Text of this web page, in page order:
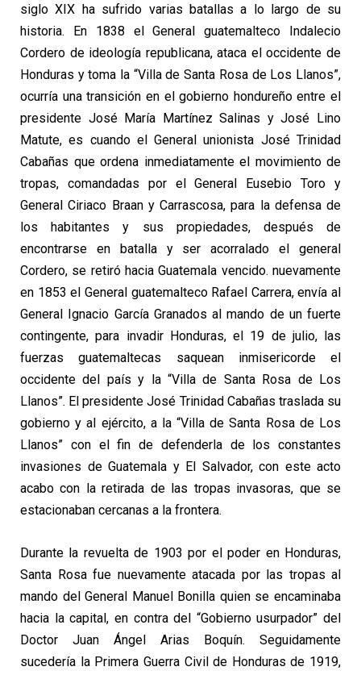
siglo XIX ha sufrido varias batallas a lo largo de su
historia. En 1838 el General guatemalteco Indalecio
Cordero de ideología republicana, ataca el occidente de
Honduras y toma la “Villa de Santa Rosa de Los Llanos”,
ocurría una transición en el gobierno hondureño entre el
presidente José María Martínez Salinas y José Lino
Matute, es cuando el General unionista José Trinidad
Cabañas que ordena inmediatamente el movimiento de
tropas, comandadas por el General Eusebio Toro y
General Ciriaco Braan y Carrascosa, para la defensa de
los habitantes y sus propiedades, después de
encontrarse en batalla y ser acorralado el general
Cordero, se retiró hacia Guatemala vencido. nuevamente
en 1853 el General guatemalteco Rafael Carrera, envía al
General Ignacio García Granados al mando de un fuerte
contingente, para invadir Honduras, el 19 de julio, las
fuerzas guatemaltecas saquean inmisericorde el
occidente del país y la “Villa de Santa Rosa de Los
Llanos”. El presidente José Trinidad Cabañas traslada su
gobierno y al ejército, a la “Villa de Santa Rosa de Los
Llanos” con el fin de defenderla de los constantes
invasiones de Guatemala y El Salvador, con este acto
acabo con la retirada de las tropas invasoras, que se
estacionaban cercanas a la frontera.
Durante la revuelta de 1903 por el poder en Honduras,
Santa Rosa fue nuevamente atacada por las tropas al
mando del General Manuel Bonilla quien se encaminaba
hacia la capital, en contra del “Gobierno usurpador” del
Doctor Juan Ángel Arias Boquín. Seguidamente
sucedería la Primera Guerra Civil de Honduras de 1919,